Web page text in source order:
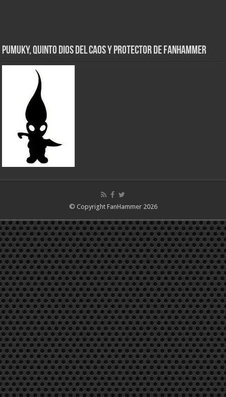
Pumuky, Quinto Dios del Caos y Protector de FanHammer
© Copyright FanHammer 2026